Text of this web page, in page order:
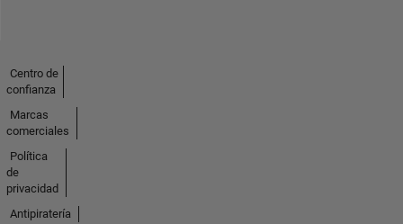
Centro de
confianza
Marcas
comerciales
Política
de
privacidad
Antipiratería